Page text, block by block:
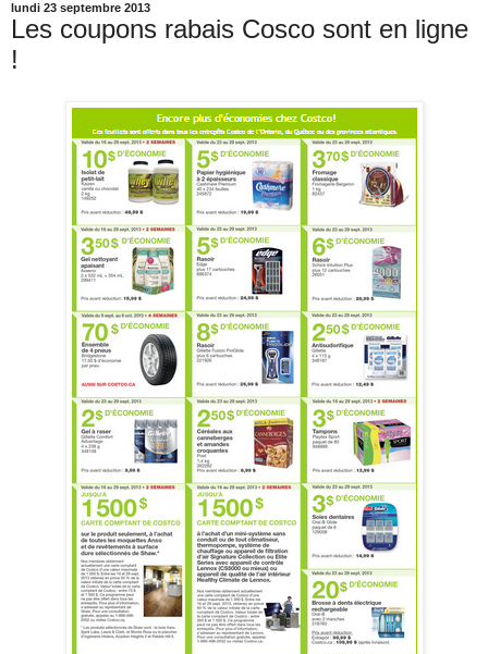
lundi 23 septembre 2013
Les coupons rabais Cosco sont en ligne
!